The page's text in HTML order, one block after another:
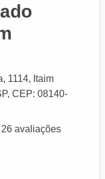
, 1114, Itaim
CEP: 08140-
26 avaliações